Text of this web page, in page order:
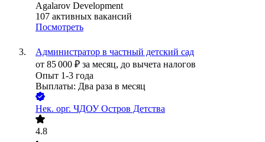
Agalarov Development
107 активных вакансий
Посмотреть
Администратор в частный детский сад
от 85 000 ₽ за месяц, до вычета налогов
Опыт 1-3 года
Выплаты: Два раза в месяц
Нек. орг. ЧДОУ Остров Детства
4.8